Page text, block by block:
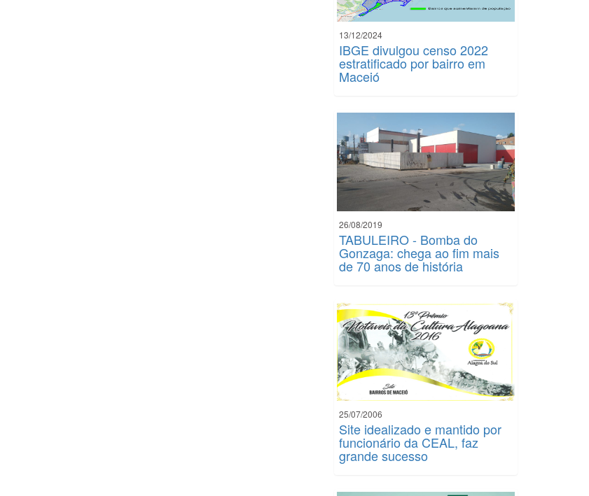
13/12/2024
IBGE divulgou censo 2022
estratificado por bairro em
Maceió
26/08/2019
TABULEIRO - Bomba do
Gonzaga: chega ao fim mais
de 70 anos de história
25/07/2006
Site idealizado e mantido por
funcionário da CEAL, faz
grande sucesso